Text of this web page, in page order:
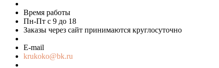
Время работы
Пн-Пт с 9 до 18
Заказы через сайт принимаются круглосуточно
E-mail
krukoko@bk.ru